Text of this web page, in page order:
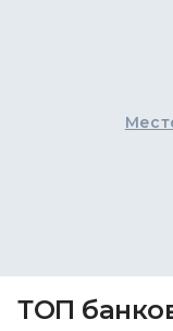
ТОП